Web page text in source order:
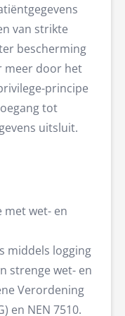
van strikte
bescherming
meer door het
principe
tot
uitsluit.
met wet- en
middels logging
strenge wet- en
Verordening
en NEN 7510.